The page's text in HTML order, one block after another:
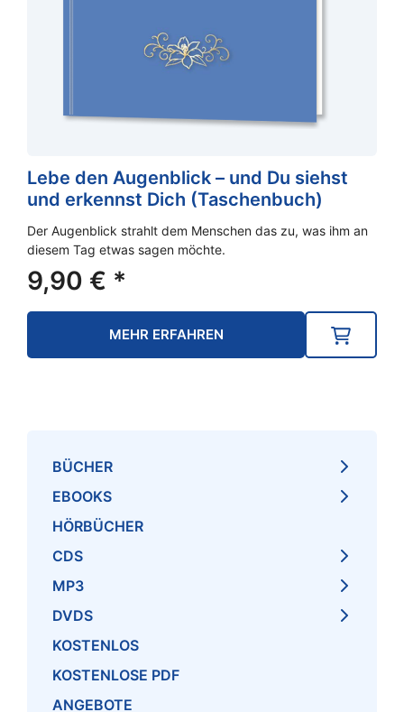
Lebe den Augenblick – und Du siehst
und erkennst Dich (Taschenbuch)
Der Augenblick strahlt dem Menschen das zu, was ihm an
diesem Tag etwas sagen möchte.
9,90 € *
MEHR ERFAHREN
BÜCHER
EBOOKS
HÖRBÜCHER
CDS
MP3
DVDS
KOSTENLOS
KOSTENLOSE PDF
ANGEBOTE